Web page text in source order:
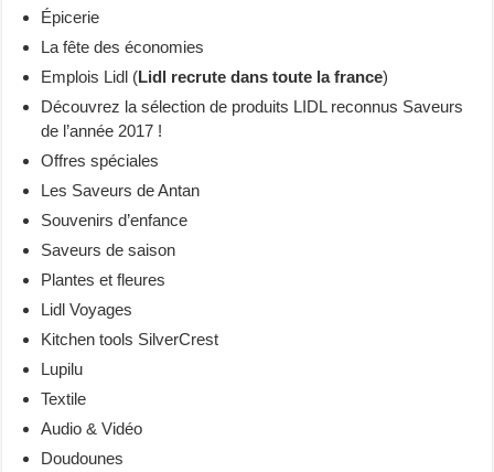
Épicerie
La fête des économies
Emplois Lidl (Lidl recrute dans toute la france)
Découvrez la sélection de produits LIDL reconnus Saveurs
de l’année 2017 !
Offres spéciales
Les Saveurs de Antan
Souvenirs d’enfance
Saveurs de saison
Plantes et fleures
Lidl Voyages
Kitchen tools SilverCrest
Lupilu
Textile
Audio & Vidéo
Doudounes